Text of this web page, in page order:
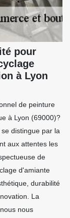
pour
à Lyon
de peinture
à Lyon (69000)?
distingue par la
aux attentes les
de
d'amiante
durabilité
La
nous